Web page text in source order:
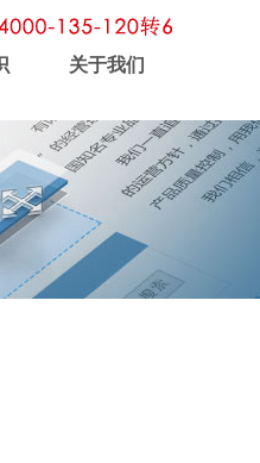
关于我们
软件开发